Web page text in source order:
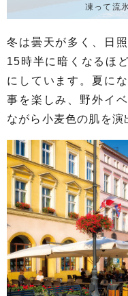
凍って流
冬は曇天が多く、日
15時半に暗くなるほ
にしています。夏に
事を楽しみ、野外イ
ながら小麦色の肌を演